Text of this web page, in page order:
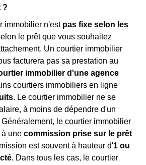
?
immobilier n'est pas fixe selon les
le prêt que vous souhaitez
Un courtier immobilier
facturera pas sa prestation au
immobilier d'une agence
courtiers immobiliers en ligne
. Le courtier immobilier ne se
à moins de dépendre d'un
le courtier immobilier
une commission prise sur le prêt
est souvent à hauteur d'1 ou
. Dans tous les cas, le courtier